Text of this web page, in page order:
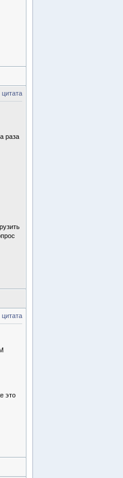
цитата
раза
цитата
это